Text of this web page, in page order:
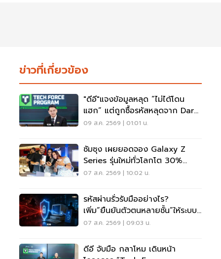
ข่าวที่เกี่ยวข้อง
"ดีอี"แจงข้อมูลหลุด “ไม่ได้โดน
แฮก” แต่ถูกซื้อรหัสหลุดจาก Dark
Web มาสวมสิทธิ์
09 ส.ค. 2569 | 01:01 น.
ซัมซุง เผยยอดจอง Galaxy Z
Series รุ่นใหม่ทั่วโลกโต 30%
เกาหลีใต้แตะ 1.44 ล้านเครื่อง
07 ส.ค. 2569 | 10:02 น.
รหัสผ่านรั่วรับมืออย่างไร?
เพิ่ม“ยืนยันตัวตนหลายชั้น”ให้ระบบ
เดิม ไม่ต้องรื้อใหม่
07 ส.ค. 2569 | 09:03 น.
ดีอี จับมือ กลาโหม เดินหน้า